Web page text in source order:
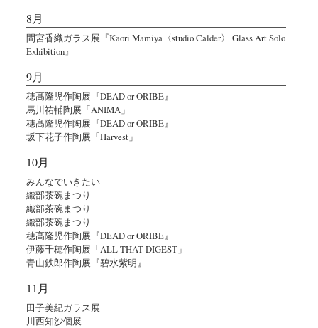
8月
間宮香織ガラス展『Kaori Mamiya〈studio Calder〉 Glass Art Solo
Exhibition』
9月
穂髙隆児作陶展『DEAD or ORIBE』
馬川祐輔陶展「ANIMA」
穂髙隆児作陶展『DEAD or ORIBE』
坂下花子作陶展「Harvest」
10月
みんなでいきたい
織部茶碗まつり
織部茶碗まつり
織部茶碗まつり
穂髙隆児作陶展『DEAD or ORIBE』
伊藤千穂作陶展「ALL THAT DIGEST」
青山鉄郎作陶展『碧水紫明』
11月
田子美紀ガラス展
川西知沙個展